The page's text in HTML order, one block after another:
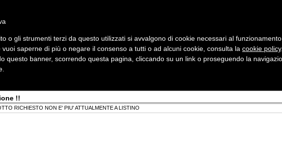
Servizi Company
Cerca:
Audio Video Energia Sicurezza e Automazione Servizi
Robotica
!!
RICHIESTO NON E' PIU' ATTUALMENTE A LISTINO
o gli strumenti terzi da questo utilizzati si avvalgono di cookie necessari al
vuoi saperne di più o negare il consenso a tutti o ad alcuni cookie, consulta la cookie policy.
questo banner, scorrendo questa pagina, cliccando su un link o proseguendo la